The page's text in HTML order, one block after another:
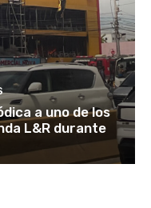
a uno de los
L&R durante